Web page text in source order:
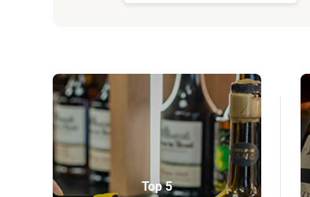
Top 5